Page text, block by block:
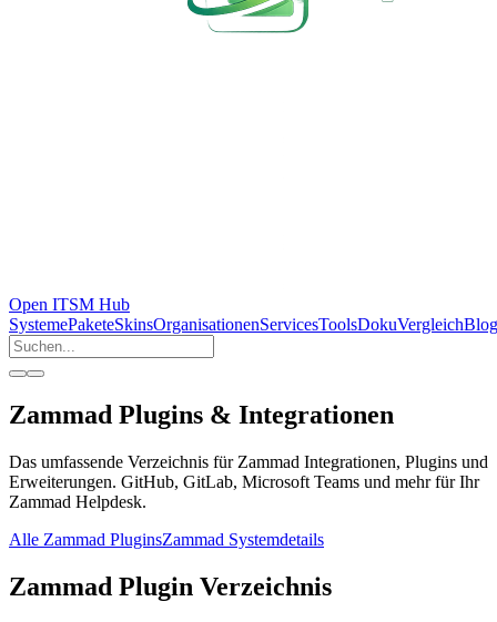
Open ITSM Hub
SystemePaketeSkinsOrganisationenServicesToolsDokuVergleichBlog
Zammad Plugins & Integrationen
Das umfassende Verzeichnis für Zammad Integrationen, Plugins und
Erweiterungen. GitHub, GitLab, Microsoft Teams und mehr für Ihr
Zammad Helpdesk.
Alle Zammad PluginsZammad Systemdetails
Zammad Plugin Verzeichnis